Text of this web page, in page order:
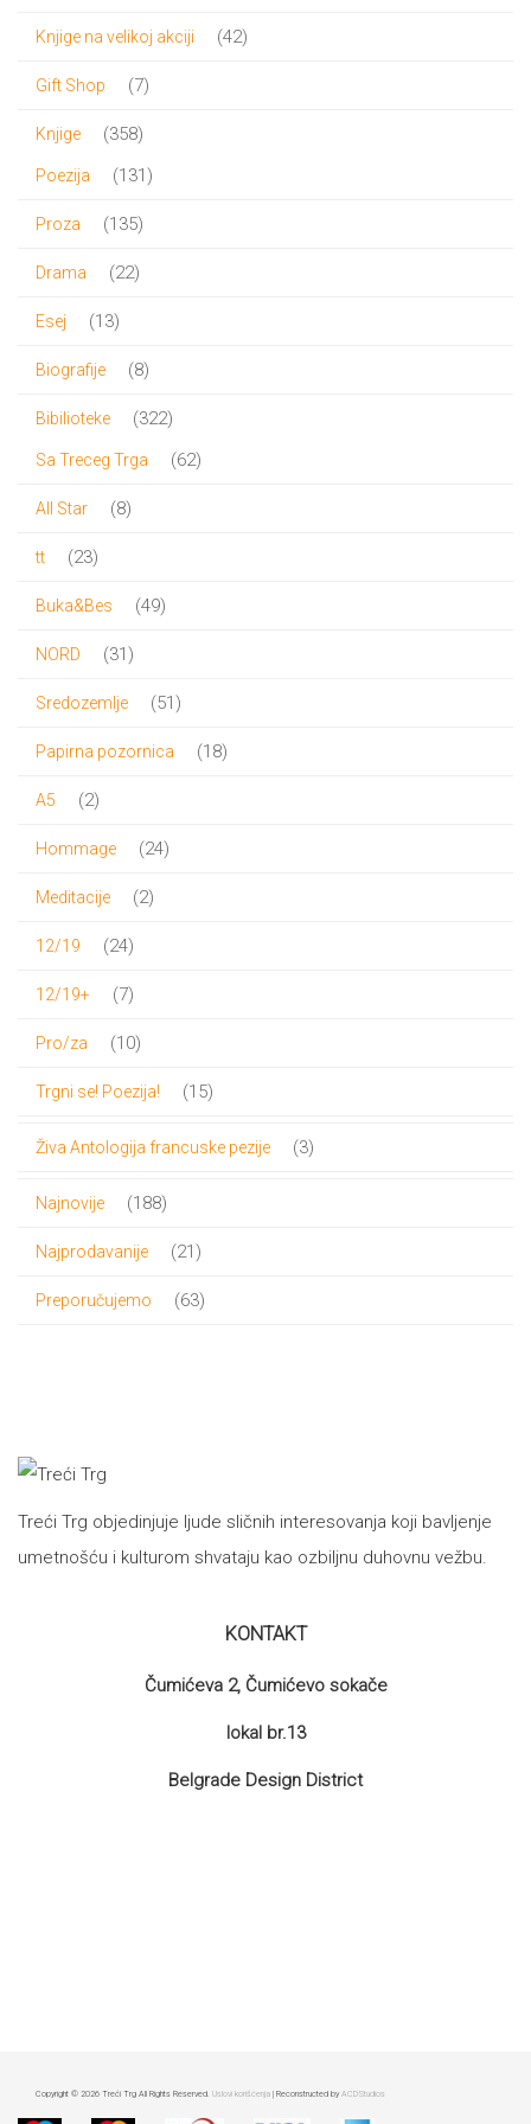
Knjige na velikoj akciji 4242
Gift Shop 77
Knjige 358358
proizvoda
Poezija 131 131
Proza 135135
Drama 2222
Esej 1313
Biografije 88
Bibilioteke 322322
proizvoda
Sa Treceg Trga 6262
All Star 88
tt 2323
Buka&Bes 4949
NORD 31 31
Sredozemlje 51 51
Papirna pozornica 1818
A5 22
Hommage 2424
Meditacije 22
12/19 2424
12/19+ 77
Pro/za 1010
Trgni se! Poezija! 1515
Živa Antologija francuske pezije 33
Najnovije 188188
Najprodavanije 21 21
Preporučujemo 6363
Treći Trg objedinjuje ljude sličnih interesovanja koji bavljenje
umetnošću i kulturom shvataju kao ozbiljnu duhovnu vežbu.
KONTAKT
Čumićeva 2, Čumićevo sokače
lokal br.13
Belgrade Design District
Copyright © 2026 Treći Trg All Rights Reserved. Uslovi korišćenja | Reconstructed byACDStudios